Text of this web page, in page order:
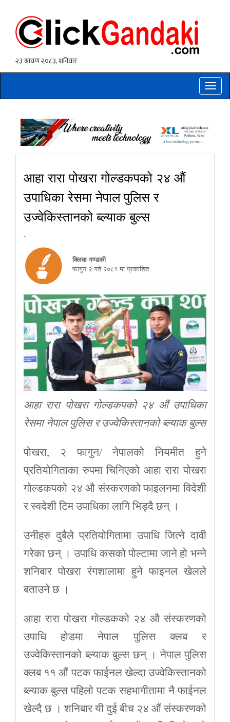
Toggle
आहा रारा पोखरा गोल्डकपको २४ औं
उपाधिका रेसमा नेपाल पुलिस र
उज्वेकिस्तानको ब्ल्याक बुल्स
-
क्लिक गण्डकी
फागुन २ गते २०८१ मा प्रकाशित
आहा रारा पोखरा गोल्डकपको २४ औं उपाधिका
रेसमा नेपाल पुलिस र उज्वेकिस्तानको ब्ल्याक बुल्स
पोखरा, २ फागुन/ नेपालको नियमीत हुने
प्रतियोगिताका रुपमा चिनिएको आहा रारा पोखरा
गोल्डकपको २४ औ संस्करणको फाइलनमा विदेशी
र स्वदेशी टिम उपाधिका लागि भिड्दै छन् ।
उनीहरु दुबैले प्रतियोगितामा उपाधि जित्ने दावी
गरेका छन् । उपाधि कसको पोल्टामा जाने हो भन्ने
शनिबार पोखरा रंगशालामा हुने फाइनल खेलले
बताउने छ ।
आहा रारा पोखरा गोल्डकको २४ औ संस्करणको
उपाधि होडमा नेपाल पुलिस क्लब र
उज्वेकिस्तानको ब्ल्याक बुल्स छन् । नेपाल पुलिस
क्लब ११ औं पटक फाईनल खेल्दा उज्वेकिस्तानको
ब्ल्याक बुल्स पहिलो पटक सहभागीतामा नै फाईनल
खेल्दै छ । शनिबार यी दुई बीच २४ औं संस्करणको